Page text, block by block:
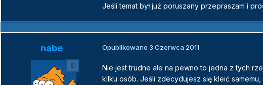
Jeśli temat był już poruszany przepraszam i
nabe Opublikowano 3 Czerwca 2011
Nie jest trudne ale na pewno to jedna z tych
kilku osób. Jeśli zdecydujesz się kleić